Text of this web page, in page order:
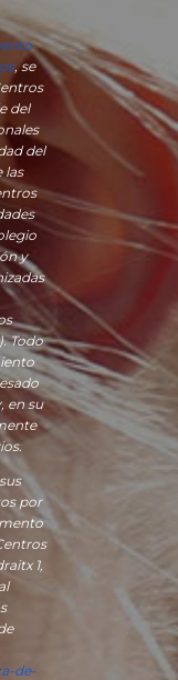
, se
del
del
las
y
Todo
en su
por
1,
al
de-